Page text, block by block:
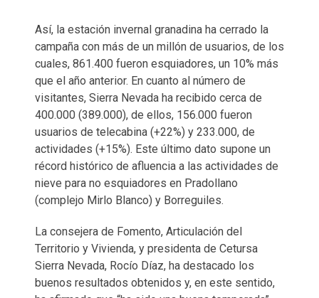
Así, la estación invernal granadina ha cerrado la
campaña con más de un millón de usuarios, de los
cuales, 861.400 fueron esquiadores, un 10% más
que el año anterior. En cuanto al número de
visitantes, Sierra Nevada ha recibido cerca de
400.000 (389.000), de ellos, 156.000 fueron
usuarios de telecabina (+22%) y 233.000, de
actividades (+15%). Este último dato supone un
récord histórico de afluencia a las actividades de
nieve para no esquiadores en Pradollano
(complejo Mirlo Blanco) y Borreguiles.
La consejera de Fomento, Articulación del
Territorio y Vivienda, y presidenta de Cetursa
Sierra Nevada, Rocío Díaz, ha destacado los
buenos resultados obtenidos y, en este sentido,